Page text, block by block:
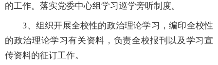
的工作。落实党委中心组学习巡学旁听制度。
3、组织开展全校性的政治理论学习，编印全校性
的政治理论学习有关资料，负责全校报刊以及学习宣
传资料的征订工作。